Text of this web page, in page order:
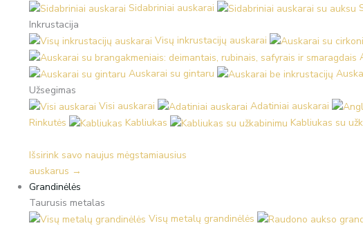
Sidabriniai auskarai
Inkrustacija
Visų inkrustacijų auskarai
Auskarai su gintaru
Užsegimas
Visi auskarai
Adatiniai auskarai
Rinkutės
Kabliukas Kabliukas su
Išsirink savo naujus mėgstamiausius
auskarus →
Grandinėlės
Taurusis metalas
Visų metalų grandinėlės